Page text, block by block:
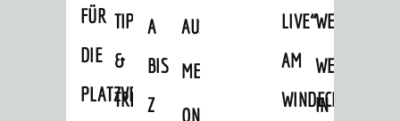
FÜR
DIE
PLATZVERGABE
TIPPS
&
TREFFS
A
BIS
Z
AUSLEIHE
MEDIENANGEBOTE
ONLINE-
LIVE“
AM
WINDECKPLATZ
IN